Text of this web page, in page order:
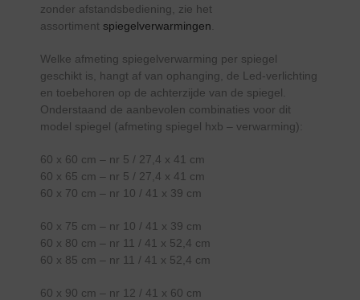
zonder afstandsbediening, zie het
assortiment spiegelverwarmingen
Welke afmeting spiegelverwarming per spiegel
geschikt is, hangt af van ophanging, de Led-verlichting
en toebehoren op de achterzijde van de spiegel.
Onderstaand de aanbevolen combinaties voor dit
model spiegel (afmeting spiegel hxb – verwarming):
60 x 60 cm – nr 5 / 27,4 x 41 cm
60 x 65 cm – nr 5 / 27,4 x 41 cm
60 x 70 cm – nr 10 / 41 x 39 cm
60 x 75 cm – nr 10 / 41 x 39 cm
60 x 80 cm – nr 11 / 41 x 52,4 cm
60 x 85 cm – nr 11 / 41 x 52,4 cm
60 x 90 cm – nr 12 / 41 x 60 cm